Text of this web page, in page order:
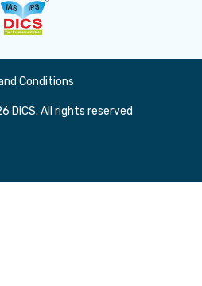
Conditions
DICS. All rights reserved